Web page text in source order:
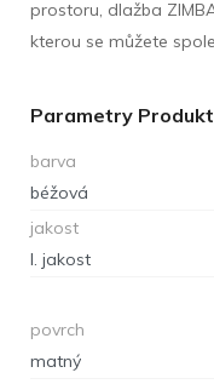
prostoru, dlažba
kterou se můžete
Parametry
barva
béžová
jakost
I. jakost
povrch
matný